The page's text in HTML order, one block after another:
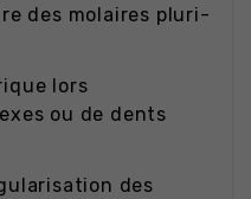
des molaires pluri-
lors
ou de dents
des